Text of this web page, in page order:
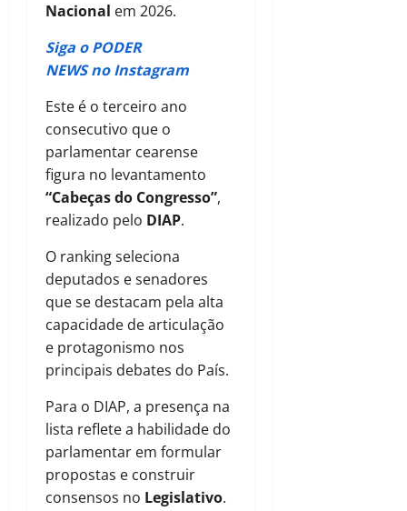
Nacional em 2026.
Siga o PODER
NEWS no Instagram
Este é o terceiro ano
consecutivo que o
parlamentar cearense
figura no levantamento
“Cabeças do Congresso”,
realizado pelo DIAP.
O ranking seleciona
deputados e senadores
que se destacam pela alta
capacidade de articulação
e protagonismo nos
principais debates do País.
Para o DIAP, a presença na
lista reflete a habilidade do
parlamentar em formular
propostas e construir
consensos no Legislativo.